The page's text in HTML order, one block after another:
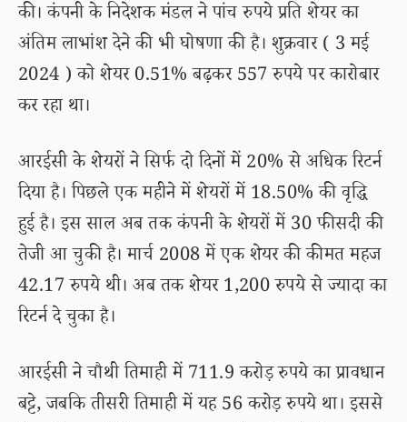
की। कंपनी के निदेशक मंडल ने पांच रुपये प्रति शेयर का
अंतिम लाभांश देने की भी घोषणा की है। शुक्रवार ( 3 मई
2024 ) को शेयर 0.51% बढ़कर 557 रुपये पर कारोबार
कर रहा था।
आरईसी के शेयरों ने सिर्फ दो दिनों में 20% से अधिक रिटर्न
दिया है। पिछले एक महीने में शेयरों में 18.50% की वृद्धि
हुई है। इस साल अब तक कंपनी के शेयरों में 30 फीसदी की
तेजी आ चुकी है। मार्च 2008 में एक शेयर की कीमत महज
42.17 रुपये थी। अब तक शेयर 1,200 रुपये से ज्यादा का
रिटर्न दे चुका है।
आरईसी ने चौथी तिमाही में 711.9 करोड़ रुपये का प्रावधान
बट्टे, जबकि तीसरी तिमाही में यह 56 करोड़ रुपये था। इससे